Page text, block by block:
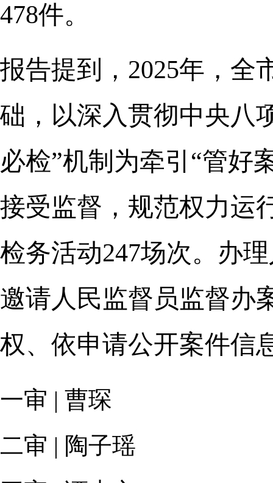
478件。
报告提到，2025年，全
础，以深入贯彻中央八
必检”机制为牵引“管好
接受监督，规范权力运
检务活动247场次。办
邀请人民监督员监督办
权、依申请公开案件信
一审 | 曹琛
二审 | 陶子瑶